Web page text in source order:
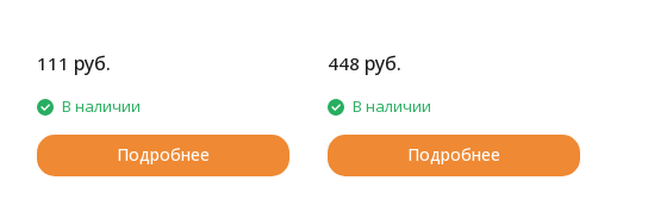
111 руб.
В наличии
Подробнее
448 руб.
В наличии
Подробнее